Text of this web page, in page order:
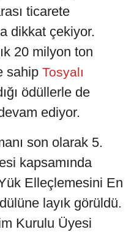
ticarete
dikkat çekiyor.
20 milyon ton
sahip Tosyalı
ödüllerle de
ediyor.
son olarak 5.
kapsamında
Elleçlemesini En
layık görüldü.
Kurulu Üyesi